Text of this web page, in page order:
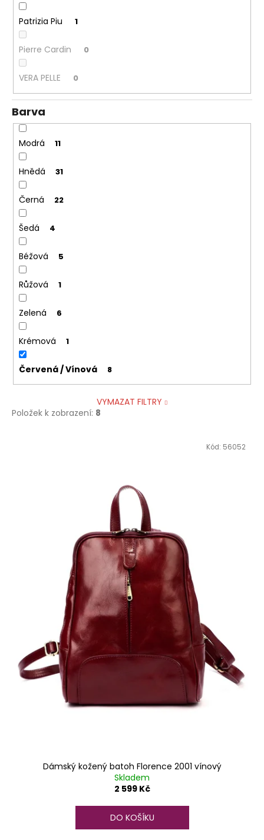
Patrizia Piu 1
Pierre Cardin 0
VERA PELLE 0
Barva
Modrá 11
Hnědá 31
Černá 22
Šedá 4
Béžová 5
Růžová 1
Zelená 6
Krémová 1
Červená / Vínová 8
VYMAZAT FILTRY
Položek k zobrazení: 8
Dámský kožený batoh Florence 2001 vínový
Skladem
2 599 Kč
DO KOŠÍKU
Kód: 56052